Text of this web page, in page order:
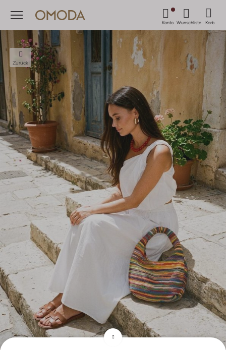
Menü
Konto Wunschliste Korb
Zurück